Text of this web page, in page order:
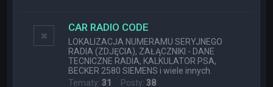
CAR RADIO CODE
LOKALIZACJA NUMERAMU SERYJNEGO
RADIA (ZDJĘCIA), ZAŁĄCZNIKI - DANE
TECNICZNE RADIA, KALKULATOR PSA,
BECKER 2580 SIEMENS i wiele innych.
Tematy:31 Posty:38